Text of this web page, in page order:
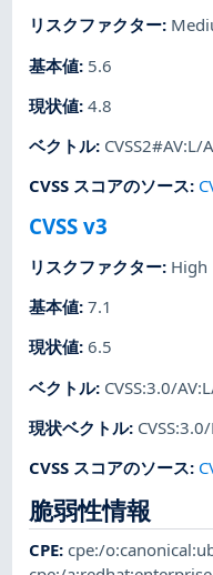
リスクファクター:
基本値: 5.6
現状値:4.8
ベクトル:
CVSS スコアのソース:
CVSS v3
リスクファクター: High
基本値:7.1
現状値:6.5
ベクトル: CVSS:3.0/
現状ベクトル:
CVSS スコアのソース:
脆弱性情報
CPE:cpe:/